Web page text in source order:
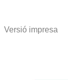
Versió impresa